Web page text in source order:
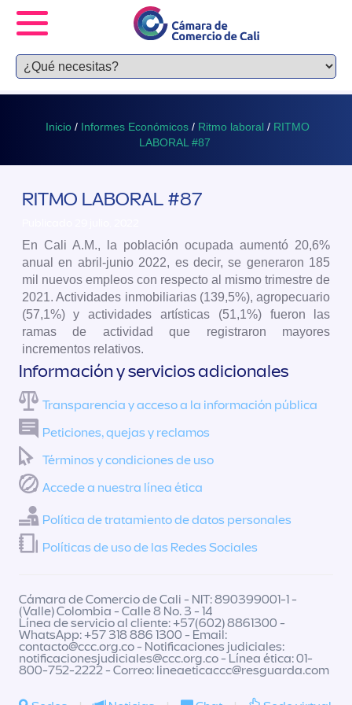
Inicio / Informes Económicos / Ritmo laboral / RITMO
LABORAL #87
RITMO LABORAL #87
En Cali A.M., la población ocupada aumentó 20,6%
anual en abril-junio 2022, es decir, se generaron 185
mil nuevos empleos con respecto al mismo trimestre de
2021. Actividades inmobiliarias (139,5%), agropecuario
(57,1%) y actividades artísticas (51,1%) fueron las
ramas de actividad que registraron mayores
incrementos relativos.
Información y servicios adicionales
Transparencia y acceso a la información pública
Peticiones, quejas y reclamos
Términos y condiciones de uso
Accede a nuestra línea ética
Política de tratamiento de datos personales
Políticas de uso de las Redes Sociales
Cámara de Comercio de Cali - NIT: 890399001-1 -
(Valle) Colombia - Calle 8 No. 3 - 14
Línea de servicio al cliente: +57(602) 8861300 -
WhatsApp: +57 318 886 1300 - Email:
contacto@ccc.org.co- Notificaciones judiciales:
notificacionesjudiciales@ccc.org.co- Línea ética: 01-
800-752-2222 - Correo: lineaeticaccc@resguarda.com